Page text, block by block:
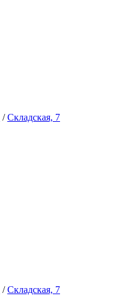
/Складская, 7
/Складская, 7